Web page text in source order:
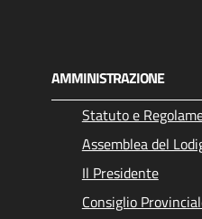
AMMINISTRAZIONE
Statuto e
Assemblea del
Il Presidente
Consiglio